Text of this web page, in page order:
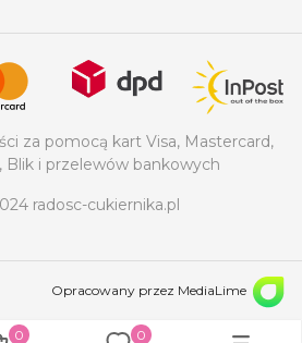
0 0
za pomocą kart Visa, Mastercard,
Blik i przelewów bankowych
radosc-cukiernika.pl
Opracowany przez MediaLime